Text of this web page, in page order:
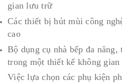
gian lưu trữ
Các thiết bị hút mùi công
cao
Bộ dụng cụ nhà bếp đa
trong một thiết kế không gian
Việc lựa chọn các phụ kiện